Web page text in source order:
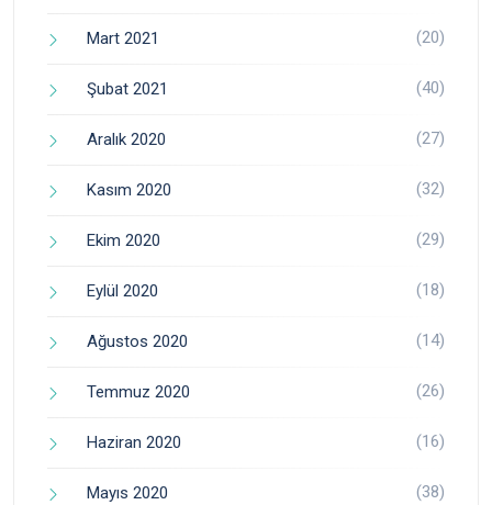
Mart 2021 (20)
Şubat 2021 (40)
Aralık 2020 (27)
Kasım 2020 (32)
Ekim 2020 (29)
Eylül 2020 (18)
Ağustos 2020 (14)
Temmuz 2020 (26)
Haziran 2020 (16)
Mayıs 2020 (38)